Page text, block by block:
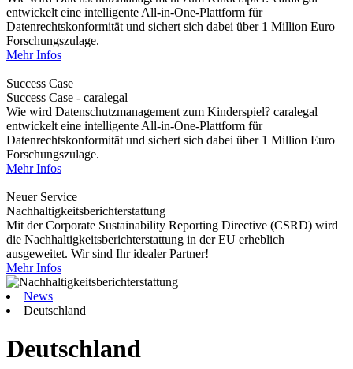
entwickelt eine intelligente All-in-One-Plattform für
Datenrechtskonformität und sichert sich dabei über 1 Million Euro
Forschungszulage.
Mehr Infos
Success Case
Success Case - caralegal
Wie wird Datenschutzmanagement zum Kinderspiel? caralegal
entwickelt eine intelligente All-in-One-Plattform für
Datenrechtskonformität und sichert sich dabei über 1 Million Euro
Forschungszulage.
Mehr Infos
Neuer Service
Nachhaltigkeitsberichterstattung
Mit der Corporate Sustainability Reporting Directive (CSRD) wird
die Nachhaltigkeitsberichterstattung in der EU erheblich
ausgeweitet. Wir sind Ihr idealer Partner!
Mehr Infos
News
Deutschland
Deutschland